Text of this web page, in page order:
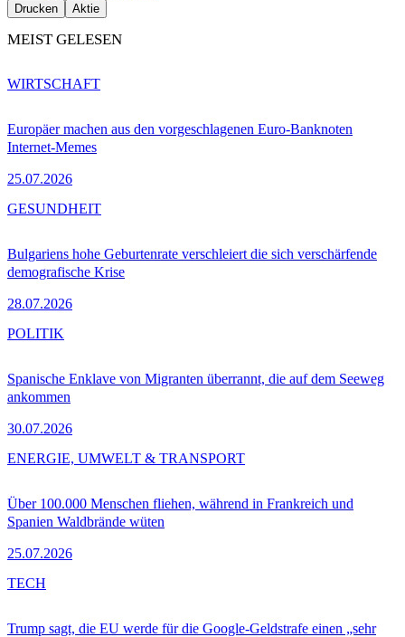
Drucken Aktie
MEIST GELESEN
Europäer machen aus den vorgeschlagenen Euro-Banknoten
Internet-Memes
25.07.2026
WIRTSCHAFT
Bulgariens hohe Geburtenrate verschleiert die sich verschärfende
demografische Krise
28.07.2026
GESUNDHEIT
Spanische Enklave von Migranten überrannt, die auf dem Seeweg
ankommen
30.07.2026
POLITIK
Über 100.000 Menschen fliehen, während in Frankreich und
Spanien Waldbrände wüten
25.07.2026
ENERGIE, UMWELT & TRANSPORT
Trump sagt, die EU werde für die Google-Geldstrafe einen „sehr
TECH